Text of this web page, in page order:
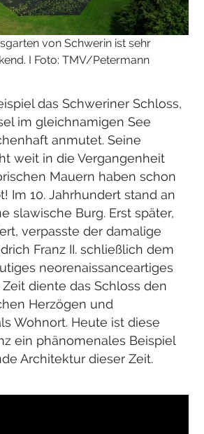
von Schwerin ist sehr
I Foto: TMV/Petermann
das Schweriner Schloss,
im gleichnamigen See
anmutet. Seine
weit in die Vergangenheit
Mauern haben schon
Im 10. Jahrhundert stand an
slawische Burg. Erst später,
verpasste der damalige
Franz II. schließlich dem
neorenaissanceartiges
diente das Schloss den
Herzögen und
Wohnort. Heute ist diese
ein phänomenales Beispiel
Architektur dieser Zeit.